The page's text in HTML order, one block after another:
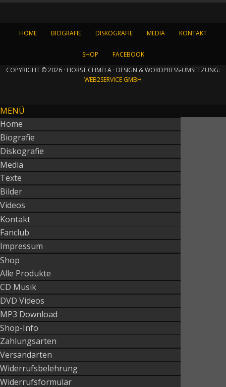
HOME BIOGRAFIE DISKOGRAFIE MEDIA KONTAKT
SHOP
FACEBOOK
COPYRIGHT © 2026 · HORST CHMELA · DESIGN & WORDPRESS-UMSETZUNG:
WEB2SERVICE GMBH
MENÜ
Home
Biografie
Diskografie
Media
Texte
Bilder
Videos
Kontakt
Fanclub
Impressum
Shop
Alle Produkte
CD Musik
DVD Videos
MP3 Download
Shop-Info
Zahlungsarten
Versandarten
Widerrufsbelehrung
Widerrufsformular